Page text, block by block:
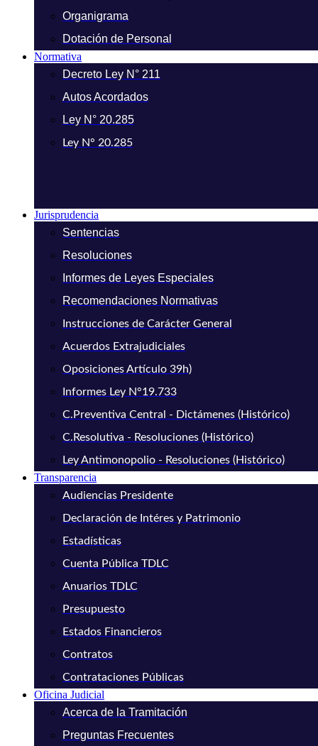
Organigrama
Dotación de Personal
Normativa
Decreto Ley N° 211
Autos Acordados
Ley N° 20.285
Ley N° 20.285
Jurisprudencia
Sentencias
Resoluciones
Informes de Leyes Especiales
Recomendaciones Normativas
Instrucciones de Carácter General
Acuerdos Extrajudiciales
Oposiciones Artículo 39h)
Informes Ley N°19.733
C.Preventiva Central - Dictámenes (Histórico)
C.Resolutiva - Resoluciones (Histórico)
Ley Antimonopolio - Resoluciones (Histórico)
Transparencia
Audiencias Presidente
Declaración de Intéres y Patrimonio
Estadísticas
Cuenta Pública TDLC
Anuarios TDLC
Presupuesto
Estados Financieros
Contratos
Contrataciones Públicas
Oficina Judicial
Acerca de la Tramitación
Preguntas Frecuentes